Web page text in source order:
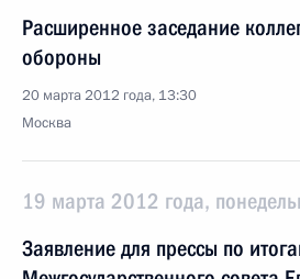
Расширенное заседание
обороны
20 марта 2012 года, 13:30
Москва
19 марта 2012 года,
Заявление для прессы по